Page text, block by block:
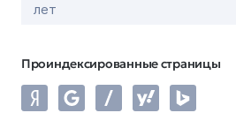
лет
Проиндексированные страницы